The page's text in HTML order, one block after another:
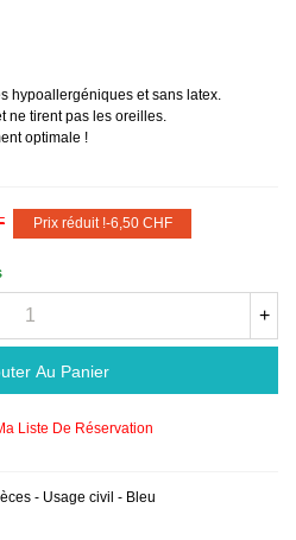
hypoallergéniques et sans latex.
ne tirent pas les oreilles.
optimale !
Prix réduit !-6,50 CHF
+
Au Panier
Liste De Réservation
- Usage civil - Bleu